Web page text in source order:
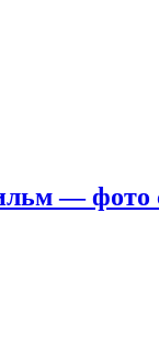
— фото